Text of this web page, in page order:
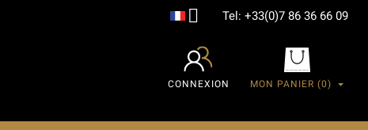
 Tel: +33(0)7 86 36 66 09
MON PANIER (0)
CONNEXION